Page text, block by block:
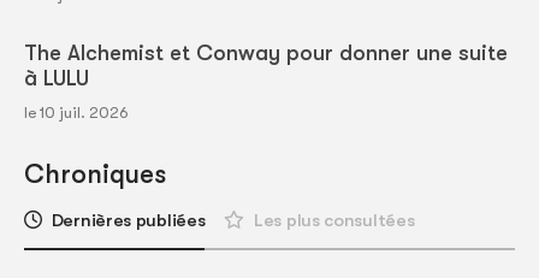
The Alchemist et Conway pour donner une suite
à LULU
le 10 juil. 2026
Chroniques
Dernières publiées Les plus consultées